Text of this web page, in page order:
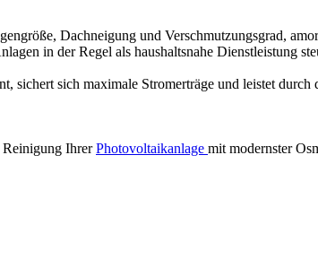
Dachneigung und Verschmutzungsgrad,
in der Regel als haushaltsnahe Dienstleistung
sichert sich maximale Stromerträge und leistet
Reinigung IhrerPhotovoltaikanlage mit modernster